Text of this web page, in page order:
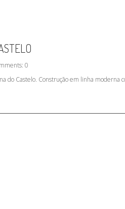
0
do Castelo. Construção em linha moderna